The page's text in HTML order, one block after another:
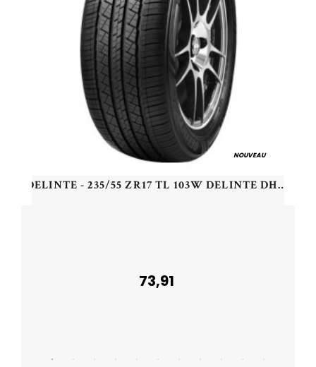
NOUVEAU
DELINTE - 235/55 ZR17 TL 103W DELINTE DH7 SUV XL - 2355517 - BBB
73,91